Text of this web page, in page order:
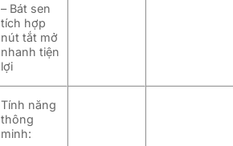
– Bát sen
tích hợp
nút tắt mở
nhanh tiện
lợi
Tính năng
thông
minh: